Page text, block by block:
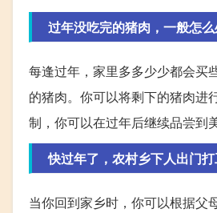
过年没吃完的猪肉，一般怎
每逢过年，家里多多少少都会买
的猪肉。你可以将剩下的猪肉进
制，你可以在过年后继续品尝到
快过年了，农村乡下人出门
当你回到家乡时，你可以根据父